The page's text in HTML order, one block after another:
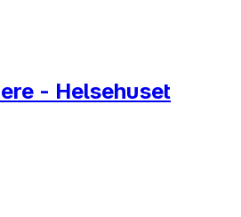
- Helsehuset